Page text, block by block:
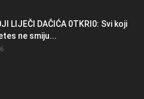
LlJEČl DAČlĆA 0TKRl0: Svi koji
ne smiju...